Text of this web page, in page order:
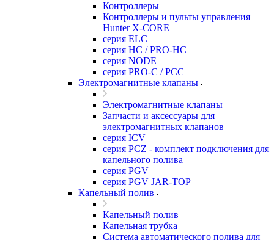
Контроллеры
Контроллеры и пульты управления
Hunter X-CORE
серия ELC
серия HC / PRO-HC
серия NODE
серия PRO-C / PCC
Электромагнитные клапаны
Электромагнитные клапаны
Запчасти и аксессуары для
электромагнитных клапанов
серия ICV
серия PCZ - комплект подключения для
капельного полива
серия PGV
серия PGV JAR-TOP
Капельный полив
Капельный полив
Капельная трубка
Система автоматического полива для